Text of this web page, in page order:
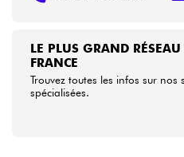
LE PLUS GRAND
FRANCE
Trouvez toutes les infos sur
spécialisées.